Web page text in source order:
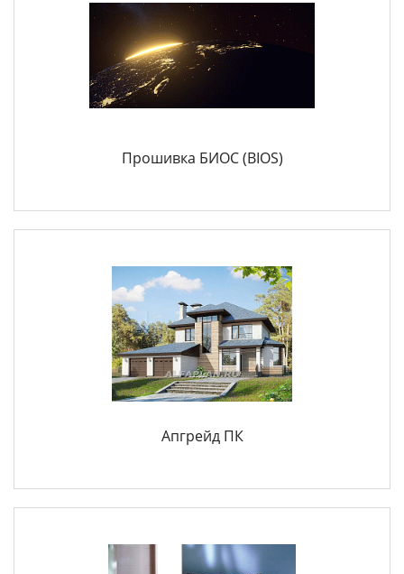
Прошивка БИОС (BIOS)
Апгрейд ПК